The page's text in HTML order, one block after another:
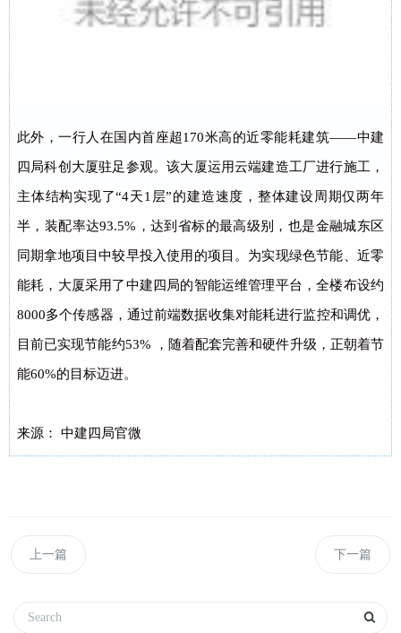
此外，一行人在国内首座超170米高的近零能耗建筑——中建
四局科创大厦驻足参观。该大厦运用云端建造工厂进行施工，
主体结构实现了“4天1层”的建造速度，整体建设周期仅两年
半，装配率达93.5%，达到省标的最高级别，也是金融城东区
同期拿地项目中较早投入使用的项目。为实现绿色节能、近零
能耗，大厦采用了中建四局的智能运维管理平台，全楼布设约
8000多个传感器，通过前端数据收集对能耗进行监控和调优，
目前已实现节能约53% ，随着配套完善和硬件升级，正朝着节
能60%的目标迈进。
来源： 中建四局官微
上一篇 下一篇